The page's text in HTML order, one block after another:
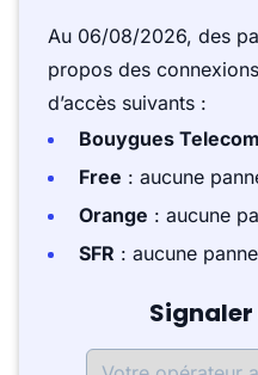
Au 06/08/2026, des
propos des
d’accès suivants :
Bouygues Telecom
Free : aucune
Orange : aucune
SFR : aucune